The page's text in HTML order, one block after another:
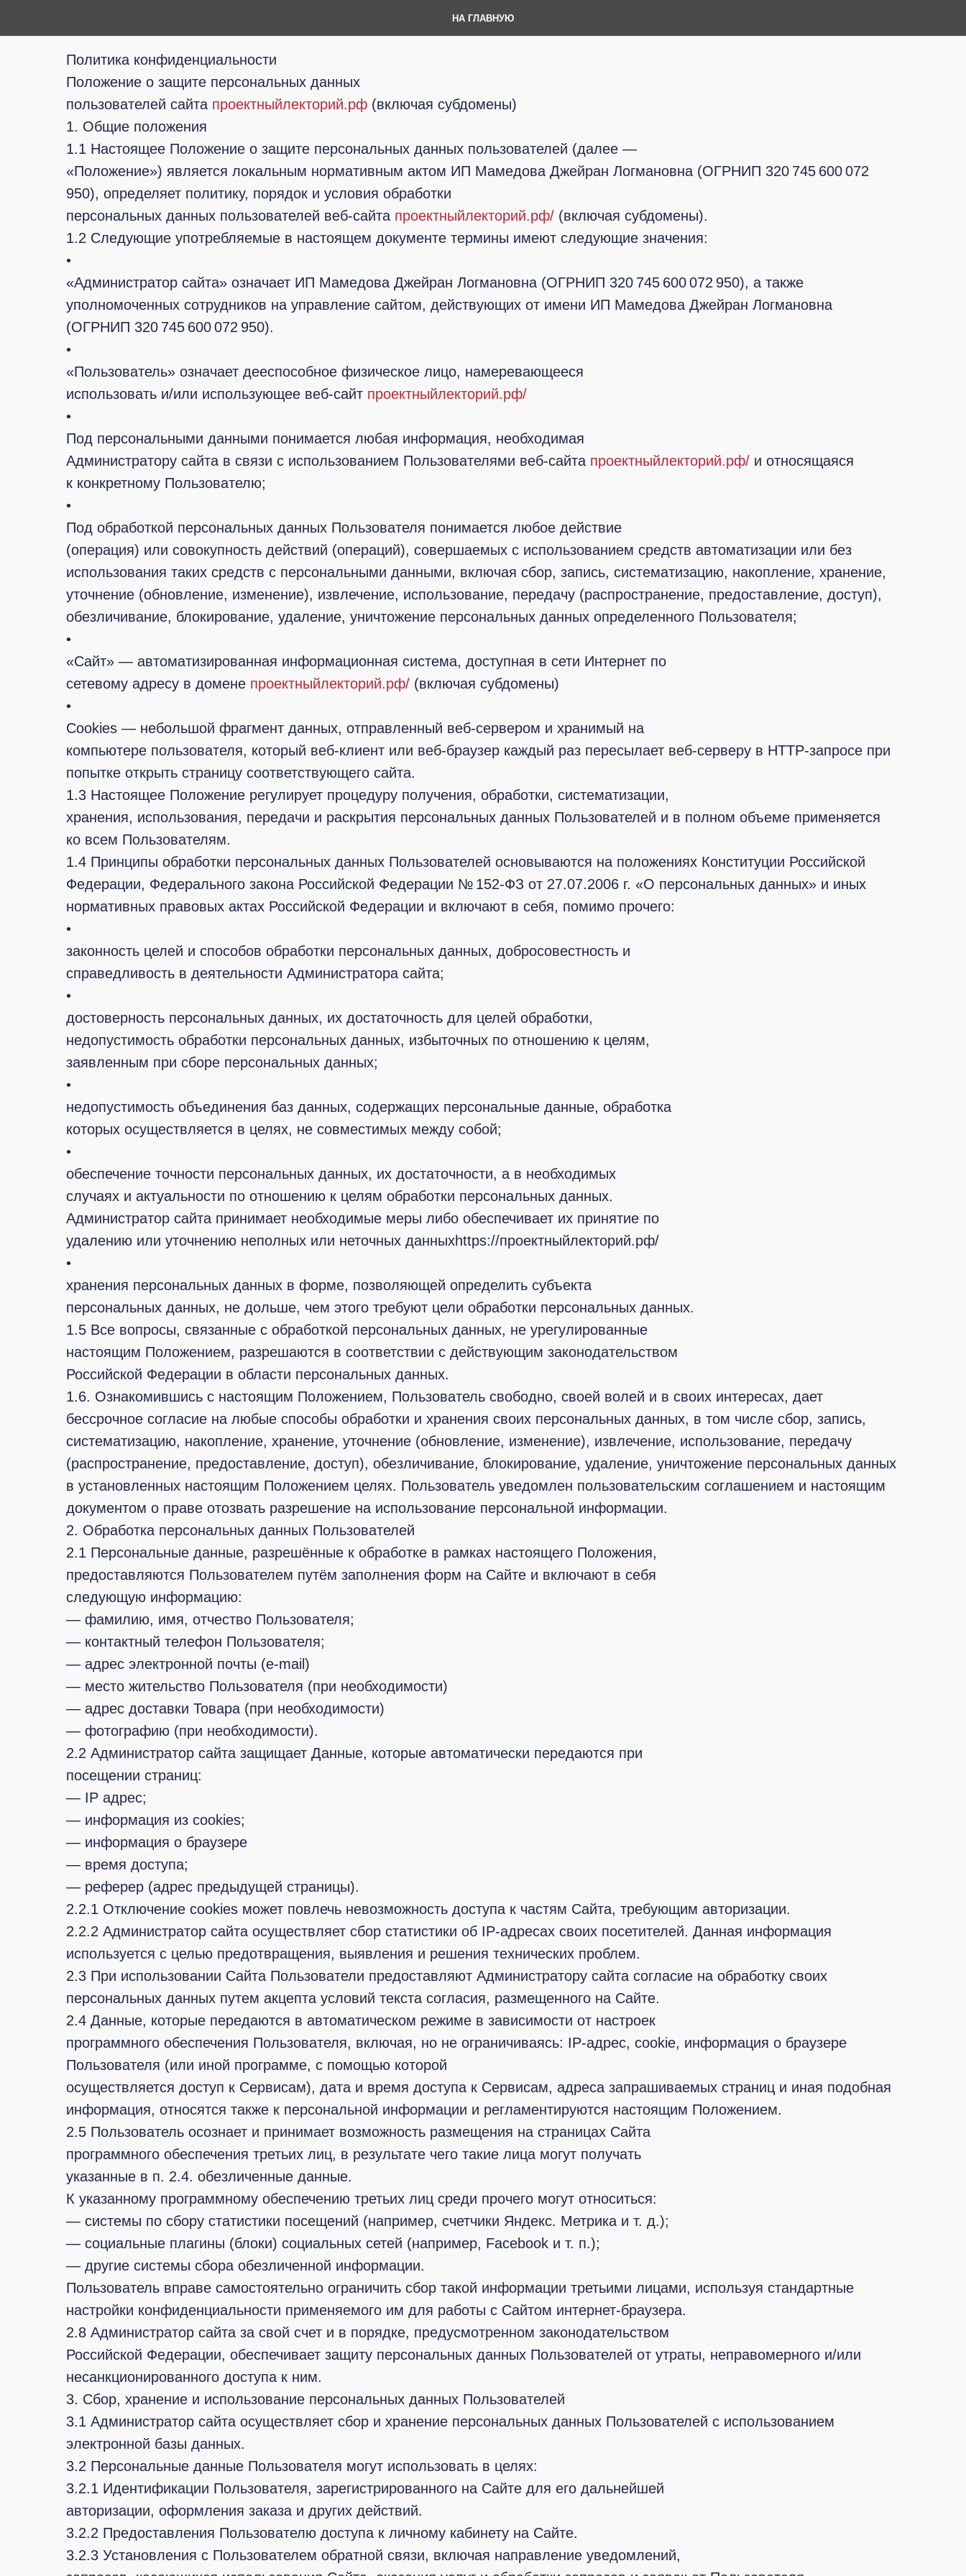
Политика конфиденциальности
Положение о защите персональных данных
пользователей сайта проектныйлекторий.рф (включая субдомены)
1. Общие положения
1.1 Настоящее Положение о защите персональных данных пользователей (далее —
«Положение») является локальным нормативным актом ИП Мамедова Джейран Логмановна (ОГРНИП 320 745 600 072
950), определяет политику, порядок и условия обработки
персональных данных пользователей веб-сайта проектныйлекторий.рф/ (включая субдомены).
1.2 Следующие употребляемые в настоящем документе термины имеют следующие значения:
•
«Администратор сайта» означает ИП Мамедова Джейран Логмановна (ОГРНИП 320 745 600 072 950), а также
уполномоченных сотрудников на управление сайтом, действующих от имени ИП Мамедова Джейран Логмановна
(ОГРНИП 320 745 600 072 950).
•
«Пользователь» означает дееспособное физическое лицо, намеревающееся
использовать и/или использующее веб-сайт проектныйлекторий.рф/
•
Под персональными данными понимается любая информация, необходимая
Администратору сайта в связи с использованием Пользователями веб-сайта проектныйлекторий.рф/ и относящаяся
к конкретному Пользователю;
•
Под обработкой персональных данных Пользователя понимается любое действие
(операция) или совокупность действий (операций), совершаемых с использованием средств автоматизации или без
использования таких средств с персональными данными, включая сбор, запись, систематизацию, накопление, хранение,
уточнение (обновление, изменение), извлечение, использование, передачу (распространение, предоставление, доступ),
обезличивание, блокирование, удаление, уничтожение персональных данных определенного Пользователя;
•
«Сайт» — автоматизированная информационная система, доступная в сети Интернет по
сетевому адресу в домене проектныйлекторий.рф/ (включая субдомены)
•
Cookies — небольшой фрагмент данных, отправленный веб-сервером и хранимый на
компьютере пользователя, который веб-клиент или веб-браузер каждый раз пересылает веб-серверу в HTTP-запросе при
попытке открыть страницу соответствующего сайта.
1.3 Настоящее Положение регулирует процедуру получения, обработки, систематизации,
хранения, использования, передачи и раскрытия персональных данных Пользователей и в полном объеме применяется
ко всем Пользователям.
1.4 Принципы обработки персональных данных Пользователей основываются на положениях Конституции Российской
Федерации, Федерального закона Российской Федерации № 152-ФЗ от 27.07.2006 г. «О персональных данных» и иных
нормативных правовых актах Российской Федерации и включают в себя, помимо прочего:
•
законность целей и способов обработки персональных данных, добросовестность и
справедливость в деятельности Администратора сайта;
•
достоверность персональных данных, их достаточность для целей обработки,
недопустимость обработки персональных данных, избыточных по отношению к целям,
заявленным при сборе персональных данных;
•
недопустимость объединения баз данных, содержащих персональные данные, обработка
которых осуществляется в целях, не совместимых между собой;
•
обеспечение точности персональных данных, их достаточности, а в необходимых
случаях и актуальности по отношению к целям обработки персональных данных.
Администратор сайта принимает необходимые меры либо обеспечивает их принятие по
удалению или уточнению неполных или неточных данныхhttps://проектныйлекторий.рф/
•
хранения персональных данных в форме, позволяющей определить субъекта
персональных данных, не дольше, чем этого требуют цели обработки персональных данных.
1.5 Все вопросы, связанные с обработкой персональных данных, не урегулированные
настоящим Положением, разрешаются в соответствии с действующим законодательством
Российской Федерации в области персональных данных.
1.6. Ознакомившись с настоящим Положением, Пользователь свободно, своей волей и в своих интересах, дает
бессрочное согласие на любые способы обработки и хранения своих персональных данных, в том числе сбор, запись,
систематизацию, накопление, хранение, уточнение (обновление, изменение), извлечение, использование, передачу
(распространение, предоставление, доступ), обезличивание, блокирование, удаление, уничтожение персональных данных
в установленных настоящим Положением целях. Пользователь уведомлен пользовательским соглашением и настоящим
документом о праве отозвать разрешение на использование персональной информации.
2. Обработка персональных данных Пользователей
2.1 Персональные данные, разрешённые к обработке в рамках настоящего Положения,
предоставляются Пользователем путём заполнения форм на Сайте и включают в себя
следующую информацию:
— фамилию, имя, отчество Пользователя;
— контактный телефон Пользователя;
— адрес электронной почты (e-mail)
— место жительство Пользователя (при необходимости)
— адрес доставки Товара (при необходимости)
— фотографию (при необходимости).
2.2 Администратор сайта защищает Данные, которые автоматически передаются при
посещении страниц:
— IP адрес;
— информация из cookies;
— информация о браузере
— время доступа;
— реферер (адрес предыдущей страницы).
2.2.1 Отключение cookies может повлечь невозможность доступа к частям Сайта, требующим авторизации.
2.2.2 Администратор сайта осуществляет сбор статистики об IP-адресах своих посетителей. Данная информация
используется с целью предотвращения, выявления и решения технических проблем.
2.3 При использовании Сайта Пользователи предоставляют Администратору сайта согласие на обработку своих
персональных данных путем акцепта условий текста согласия, размещенного на Сайте.
2.4 Данные, которые передаются в автоматическом режиме в зависимости от настроек
программного обеспечения Пользователя, включая, но не ограничиваясь: IP-адрес, cookie, информация о браузере
Пользователя (или иной программе, с помощью которой
осуществляется доступ к Сервисам), дата и время доступа к Сервисам, адреса запрашиваемых страниц и иная подобная
информация, относятся также к персональной информации и регламентируются настоящим Положением.
2.5 Пользователь осознает и принимает возможность размещения на страницах Сайта
программного обеспечения третьих лиц, в результате чего такие лица могут получать
указанные в п. 2.4. обезличенные данные.
К указанному программному обеспечению третьих лиц среди прочего могут относиться:
— системы по сбору статистики посещений (например, счетчики Яндекс. Метрика и т. д.);
— социальные плагины (блоки) социальных сетей (например, Facebook и т. п.);
— другие системы сбора обезличенной информации.
Пользователь вправе самостоятельно ограничить сбор такой информации третьими лицами, используя стандартные
настройки конфиденциальности применяемого им для работы с Сайтом интернет-браузера.
2.8 Администратор сайта за свой счет и в порядке, предусмотренном законодательством
Российской Федерации, обеспечивает защиту персональных данных Пользователей от утраты, неправомерного и/или
несанкционированного доступа к ним.
3. Сбор, хранение и использование персональных данных Пользователей
3.1 Администратор сайта осуществляет сбор и хранение персональных данных Пользователей с использованием
электронной базы данных.
3.2 Персональные данные Пользователя могут использовать в целях:
3.2.1 Идентификации Пользователя, зарегистрированного на Сайте для его дальнейшей
авторизации, оформления заказа и других действий.
3.2.2 Предоставления Пользователю доступа к личному кабинету на Сайте.
3.2.3 Установления с Пользователем обратной связи, включая направление уведомлений,
НА ГЛАВНУЮ